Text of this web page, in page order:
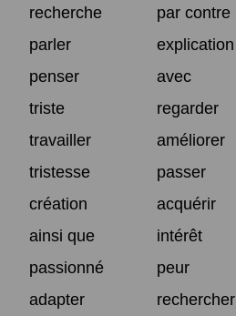
recherche
par contre
parler
explication
penser
avec
triste
regarder
travailler
améliorer
tristesse
passer
création
acquérir
ainsi que
intérêt
passionné
peur
adapter
rechercher